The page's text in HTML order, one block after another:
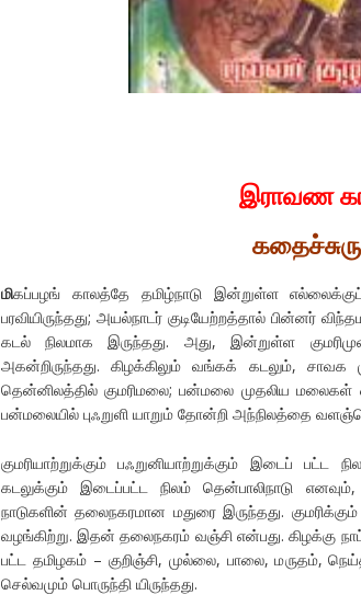
இராவண
மிகப்பழங் காலத்தே தமிழ்நாடு இன்றுள்ள
பரவியிருந்தது; அயல்நாடர் குடியேற்றத்தால்
கடல் நிலமாக இருந்தது. அது, இன்றுள்ள
அகன்றிருந்தது. கிழக்கிலும் வங்கக் கடலும், சாவக
தென்னிலத்தில் குமரிமலை; பன்மலை முதலிய மலைகள்
பன்மலையில் புஃறுளி யாறும் தோன்றி அந்நிலத்தை
குமரியாற்றுக்கும் பஃறுனியாற்றுக்கும் இடைப் பட்ட
கடலுக்கும் இடைப்பட்ட நிலம் தென்பாலிநாடு
நாடுகளின் தலைநகரமான மதுரை இருந்தது.
வழங்கிற்று. இதன் தலைநகரம் வஞ்சி என்பது. கிழக்கு
பட்ட தமிழகம் – குறிஞ்சி, முல்லை, பாலை, மருதம்,
செல்வமும் பொருந்தி யிருந்தது.